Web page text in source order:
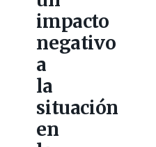
impacto
negativo
a
la
situación
en